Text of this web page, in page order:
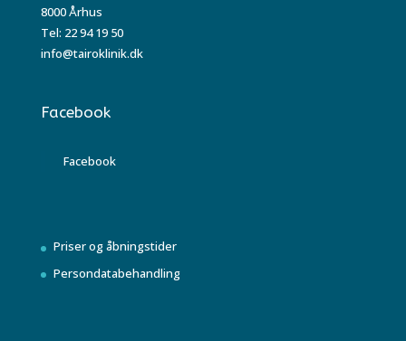
8000 Århus
Tel: 22 94 19 50
info@tairoklinik.dk
Facebook
Facebook
Priser og åbningstider
Persondatabehandling